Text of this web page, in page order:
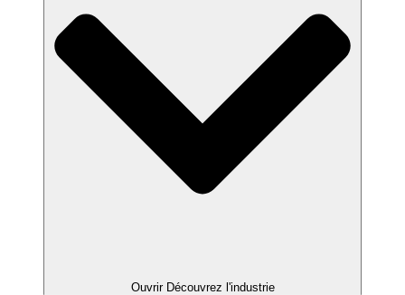
Ouvrir Découvrez l'industrie